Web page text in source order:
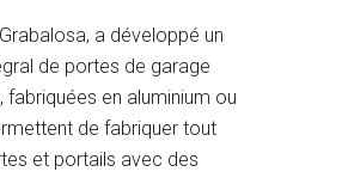
a développé un
de portes de garage
fabriquées en aluminium ou
de fabriquer tout
et portails avec des